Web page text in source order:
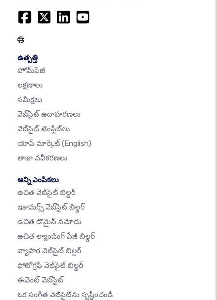
ఉత్పత్తి
హోమ్‌పేజీ
లక్షణాలు
సమీక్షలు
వెబ్‌సైట్ ఉదాహరణలు
వెబ్‌సైట్ టెంప్లేట్‌లు
యాప్ మార్కెట్ (English)
తాజా నవీకరణలు
అన్ని ఎంపికలు
ఉచిత వెబ్‌సైట్ బిల్డర్
ఇకామర్స్ వెబ్‌సైట్ బిల్డర్
ఉచిత డొమైన్ నమోదు
ఉచిత ల్యాండింగ్ పేజీ బిల్డర్
వ్యాపార వెబ్‌సైట్ బిల్డర్
ఫోటోగ్రఫీ వెబ్‌సైట్ బిల్డర్
ఈవెంట్ వెబ్‌సైట్
ఒక సంగీత వెబ్‌సైట్‌ను సృష్టించండి